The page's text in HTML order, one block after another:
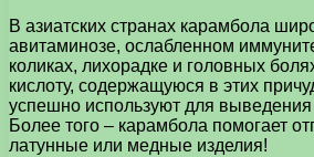
В азиатских странах карамбола
авитаминозе, ослабленном
коликах, лихорадке и головных
кислоту, содержащуюся в этих
успешно используют для выведения
Более того – карамбола помогает
латунные или медные изделия!